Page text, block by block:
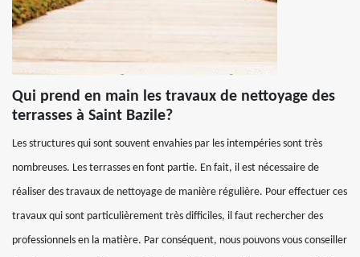
Qui prend en main les travaux de nettoyage des
terrasses à Saint Bazile?
Les structures qui sont souvent envahies par les intempéries sont très
nombreuses. Les terrasses en font partie. En fait, il est nécessaire de
réaliser des travaux de nettoyage de manière régulière. Pour effectuer ces
travaux qui sont particulièrement très difficiles, il faut rechercher des
professionnels en la matière. Par conséquent, nous pouvons vous conseiller